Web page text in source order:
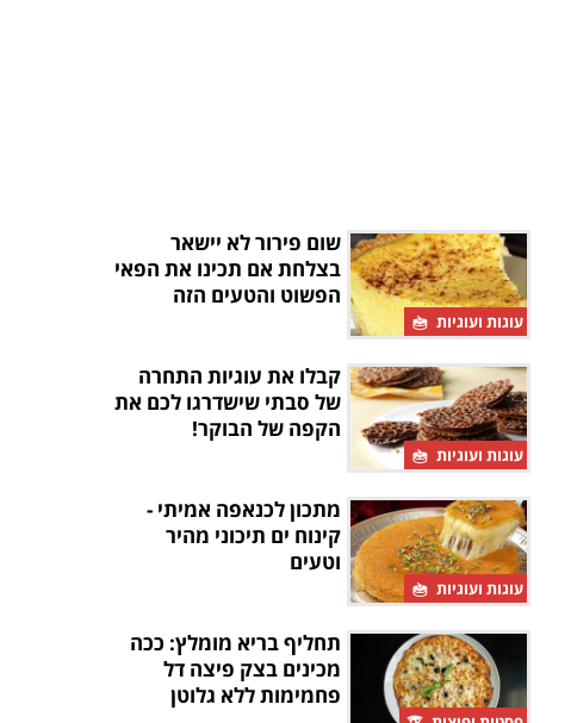
עוגות ועוגיות
שום פירור לא יישאר
בצלחת אם תכינו את הפאי
הפשוט והטעים הזה
עוגות ועוגיות
קבלו את עוגיות התחרה
של סבתי שישדרגו לכם את
הקפה של הבוקר!
עוגות ועוגיות
מתכון לכנאפה אמיתי -
קינוח ים תיכוני מהיר
וטעים
תחליף בריא מומלץ: ככה
מכינים בצק פיצה דל
פחמימות ללא גלוטן